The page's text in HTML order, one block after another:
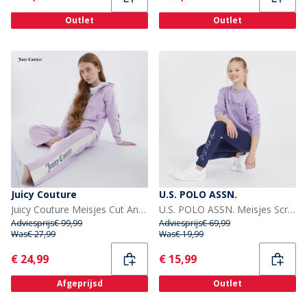
Outlet Outlet
Juicy Couture
Juicy Couture Meisjes Cut And Sew Trainingspakken Paars
Adviesprijs€ 99,99
Was€ 27,99
Current
€ 24,99
Afgeprijsd
U.S. POLO ASSN.
U.S. POLO ASSN. Meisjes Script Trainingspakken Blauw
Adviesprijs€ 69,99
Was€ 19,99
Current
€ 15,99
Outlet